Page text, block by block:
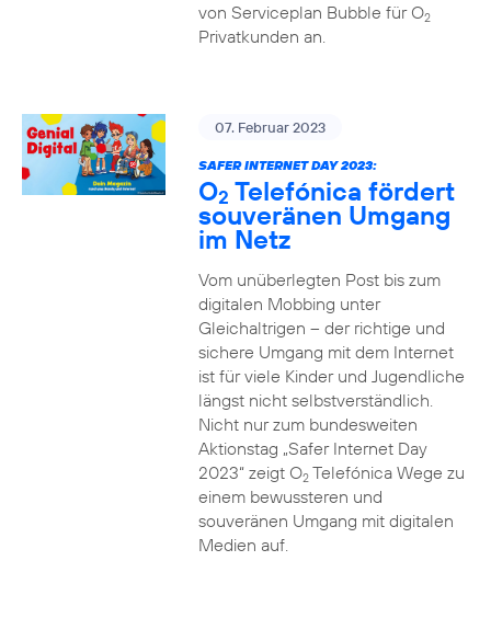
von Serviceplan Bubble für O2
Privatkunden an.
07. Februar 2023
SAFER INTERNET DAY 2023:
O2 Telefónica fördert
souveränen Umgang
im Netz
Vom unüberlegten Post bis zum
digitalen Mobbing unter
Gleichaltrigen – der richtige und
sichere Umgang mit dem Internet
ist für viele Kinder und Jugendliche
längst nicht selbstverständlich.
Nicht nur zum bundesweiten
Aktionstag „Safer Internet Day
2023“ zeigt O2Telefónica Wege zu
einem bewussteren und
souveränen Umgang mit digitalen
Medien auf.